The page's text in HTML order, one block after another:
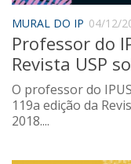
MURAL DO IP 04/12/
Professor do
Revista USP
O professor do
119a edição da
2018....